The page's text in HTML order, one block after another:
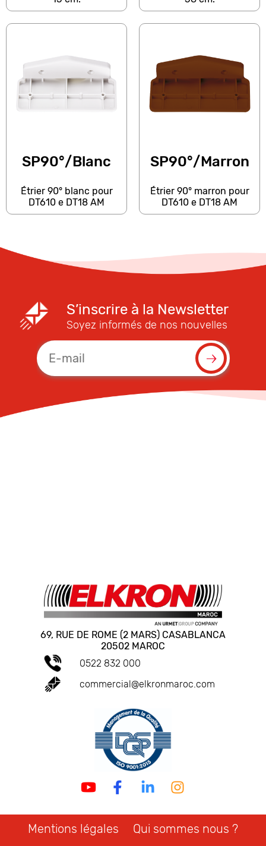
SP90°/Blanc
Étrier 90° blanc pour
DT610 e DT18 AM
SP90°/Marron
Étrier 90° marron pour
DT610 e DT18 AM
S’inscrire à la Newsletter
Soyez informés de nos nouvelles
69, RUE DE ROME (2 MARS) CASABLANCA
20502 MAROC
0522 832 000
commercial@elkronmaroc.com
Mentions légales Qui sommes nous ?